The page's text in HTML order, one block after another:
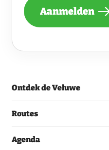
ONTVANGEN
EN
HET
Aanmelden
Ontdek de Veluwe
Routes
Agenda